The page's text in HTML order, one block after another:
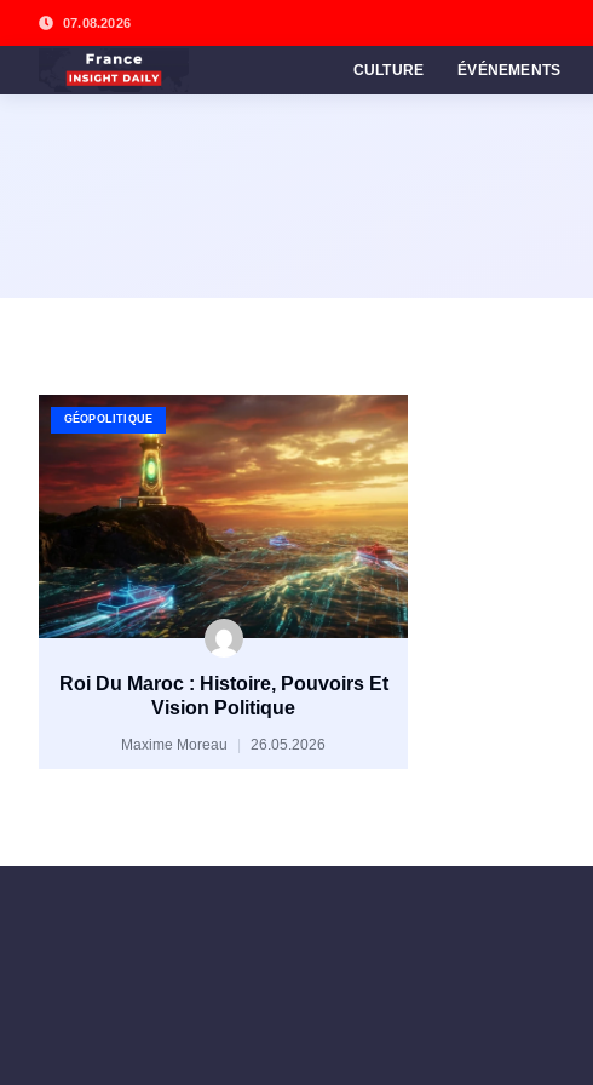
07.08.2026
CULTURE ÉVÉNEMENTS
GÉOPOLITIQUE
Roi Du Maroc : Histoire, Pouvoirs Et
Vision Politique
Maxime Moreau 26.05.2026